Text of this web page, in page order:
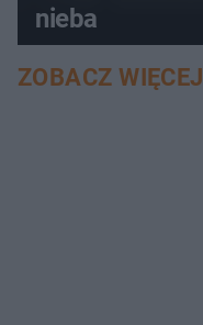
nieba
ZOBACZ WIĘCEJ